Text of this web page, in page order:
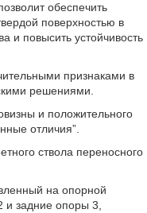
обеспечить
поверхностью в
и повысить устойчивость
признаками в
решениями.
и положительного
отличия”.
ствола переносного
на опорной
задние опоры 3,